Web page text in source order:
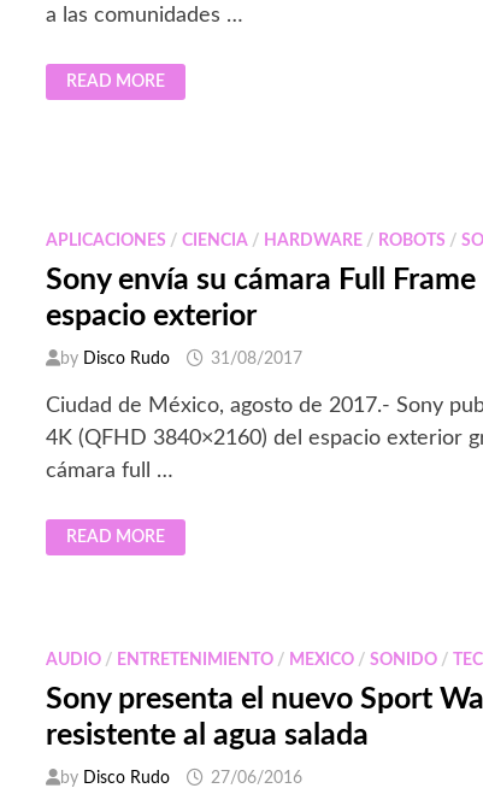
a las comunidades …
SONY
ESTÁ
READ MORE
APLICACIONES /CIENCIA / HARDWARE / ROBOTS /
Sony envía su cámara Full
espacio exterior
by Disco Rudo 31/08/2017
Ciudad de México, agosto de 2017.- Sony
4K (QFHD 3840×2160) del espacio exterior
cámara full …
SONY
ENVÍA
II
ESPACIO
EXTERIOR
READ MORE
AUDIO / ENTRETENIMIENTO / MEXICO /SONIDO /
Sony presenta el nuevo Sport
resistente al agua salada
by Disco Rudo 27/06/2016